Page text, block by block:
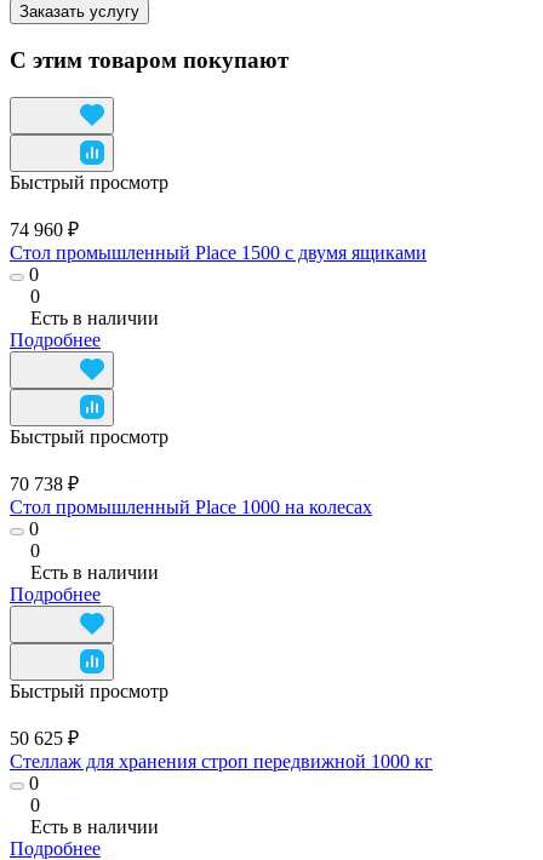
Заказать услугу
С этим товаром покупают
Быстрый просмотр
74 960 ₽
Стол промышленный Place 1500 с двумя ящиками
0
0
Есть в наличии
Подробнее
Быстрый просмотр
70 738 ₽
Стол промышленный Place 1000 на колесах
0
0
Есть в наличии
Подробнее
Быстрый просмотр
50 625 ₽
Стеллаж для хранения строп передвижной 1000 кг
0
0
Есть в наличии
Подробнее